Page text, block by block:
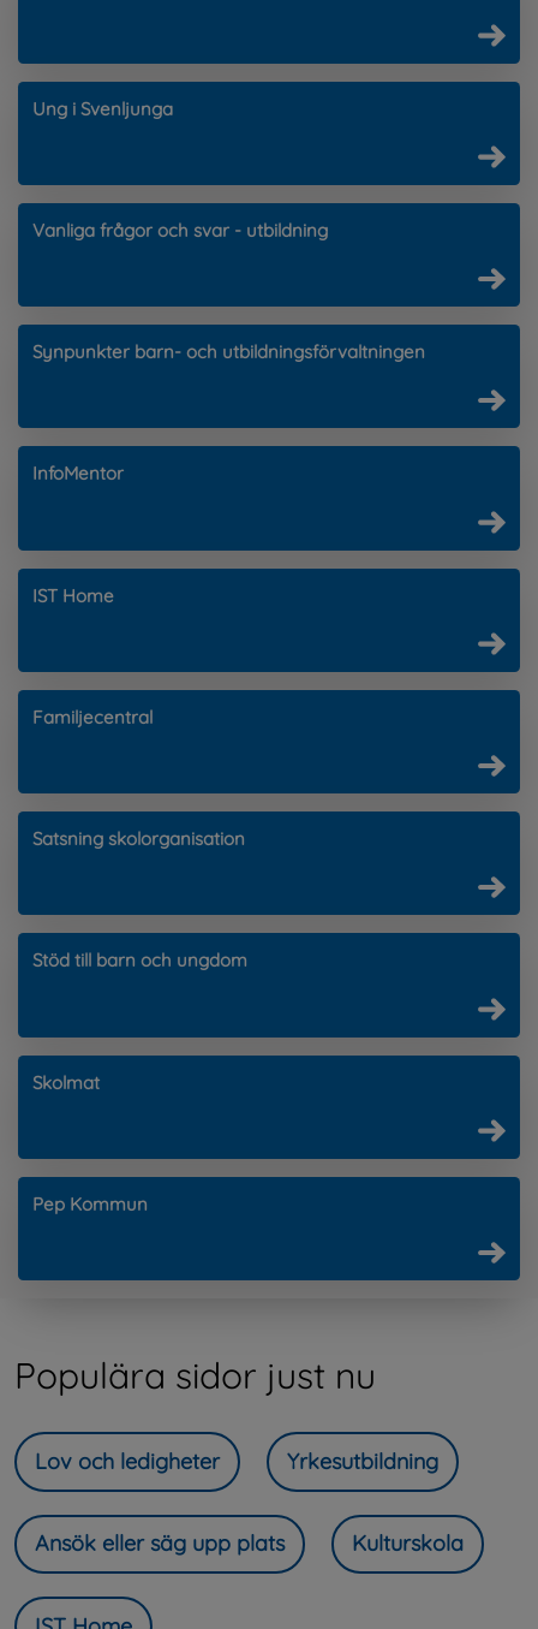
Ung i Svenljunga
Vanliga frågor och svar - utbildning
Synpunkter barn- och utbildningsförvaltningen
InfoMentor
IST Home
Familjecentral
Satsning skolorganisation
Stöd till barn och ungdom
Skolmat
Pep Kommun
Populära sidor just nu
Lov och ledigheter Yrkesutbildning
Ansök eller säg upp plats Kulturskola